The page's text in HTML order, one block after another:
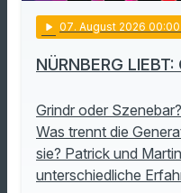
play_arrow 07. August 2026 00:00
NÜRNBERG
Grindr oder
Was trennt die
sie? Patrick und
unterschiedliche